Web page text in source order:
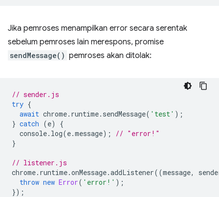
Jika pemroses menampilkan error secara serentak
sebelum pemroses lain merespons, promise
sendMessage() pemroses akan ditolak:
// sender.js
try {
await chrome. runtime. sendMessage( 'test' );
} catch (e)
{
console. log(e.message);
// "error!"
}
// listener.js
chrome. runtime.onMessage.addListener((message,
throw new Error( 'error!' );
});